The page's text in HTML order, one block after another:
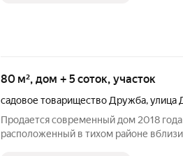
80 м², дом + 5 соток, участок
садовое товарищество Дружба,улица
Продается современный дом 2018
расположенный в тихом районе